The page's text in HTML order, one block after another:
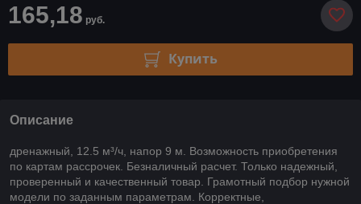
165,18 руб.
Купить
Описание
дренажный, 12.5 м³/ч, напор 9 м. Возможность приобретения
по картам рассрочек. Безналичный расчет. Только надежный,
проверенный и качественный товар. Грамотный подбор нужной
модели по заданным параметрам. Корректные,